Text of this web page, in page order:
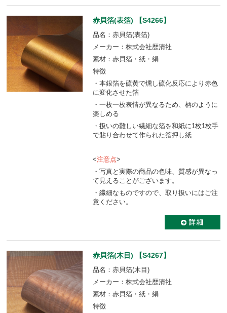
赤貝箔(表箔) 【S4266】
品名：赤貝箔(表箔)
メーカー：株式会社歴清社
素材：赤貝箔・紙・絹
特徴
・本銀箔を硫黄で燻し硫化反応により赤色
に変化させた箔
・一枚一枚表情が異なるため、柄のように
楽しめる
・扱いの難しい繊細な箔を和紙に1枚1枚手
で貼り合わせて作られた箔押し紙
<注意点>
・写真と実際の商品の色味、質感が異なっ
て見えることがございます。
・繊細なものですので、取り扱いにはご注
意ください。
赤貝箔(木目) 【S4267】
品名：赤貝箔(木目)
メーカー：株式会社歴清社
素材：赤貝箔・紙・絹
特徴